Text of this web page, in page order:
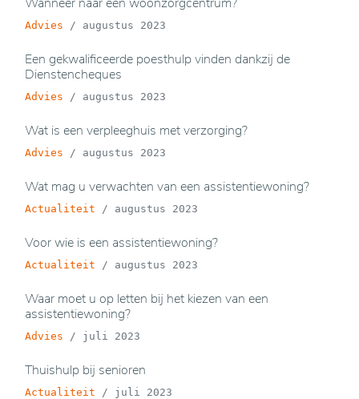
Advies / augustus 2023
Een gekwalificeerde poesthulp vinden dankzij de
Dienstencheques
Advies / augustus 2023
Wat is een verpleeghuis met verzorging?
Advies / augustus 2023
Wat mag u verwachten van een assistentiewoning?
Actualiteit / augustus 2023
Voor wie is een assistentiewoning?
Actualiteit / augustus 2023
Waar moet u op letten bij het kiezen van een
assistentiewoning?
Advies / juli 2023
Thuishulp bij senioren
Actualiteit / juli 2023